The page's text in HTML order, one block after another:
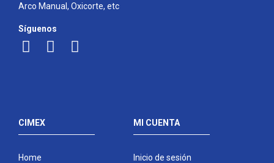
Arco Manual, Oxicorte, etc
Síguenos
CIMEX
Home
MI CUENTA
Inicio de sesión